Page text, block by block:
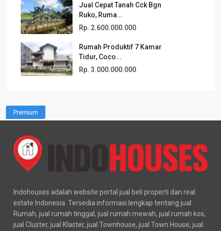
Jual Cepat Tanah Cck Bgn
Ruko, Ruma...
Rp. 2.600.000.000
Rumah Produktif 7 Kamar
Tidur, Coco...
Rp. 3.000.000.000
Premium
Indohouses adalah website portal jual beli properti dan real
estate Indonesia. Tersedia informasi lengkap tentang jual
Rumah, jual rumah tinggal, jual rumah mewah, jual rumah kos,
jual Cluster, jual Klaster, jual Townhouse, jual Town House, jual